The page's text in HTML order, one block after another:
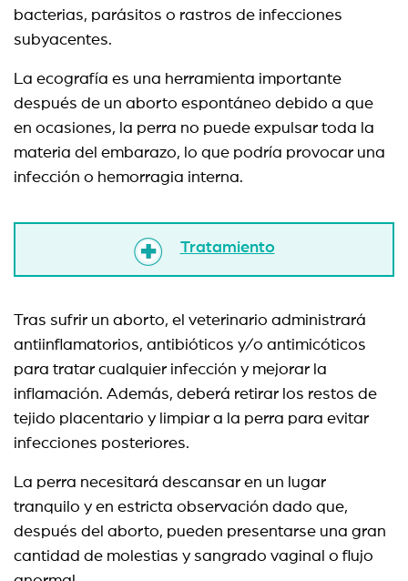
bacterias, parásitos o rastros de infecciones
subyacentes.
La ecografía es una herramienta importante
después de un aborto espontáneo debido a que
en ocasiones, la perra no puede expulsar toda la
materia del embarazo, lo que podría provocar una
infección o hemorragia interna.
Tratamiento
Tras sufrir un aborto, el veterinario administrará
antiinflamatorios, antibióticos y/o antimicóticos
para tratar cualquier infección y mejorar la
inflamación. Además, deberá retirar los restos de
tejido placentario y limpiar a la perra para evitar
infecciones posteriores.
La perra necesitará descansar en un lugar
tranquilo y en estricta observación dado que,
después del aborto, pueden presentarse una gran
cantidad de molestias y sangrado vaginal o flujo